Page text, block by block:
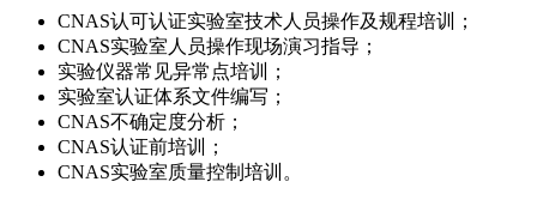
CNAS认可认证实验室技术人员操作及规程培训；
CNAS实验室人员操作现场演习指导；
实验仪器常见异常点培训；
实验室认证体系文件编写；
CNAS不确定度分析；
CNAS认证前培训；
CNAS实验室质量控制培训。